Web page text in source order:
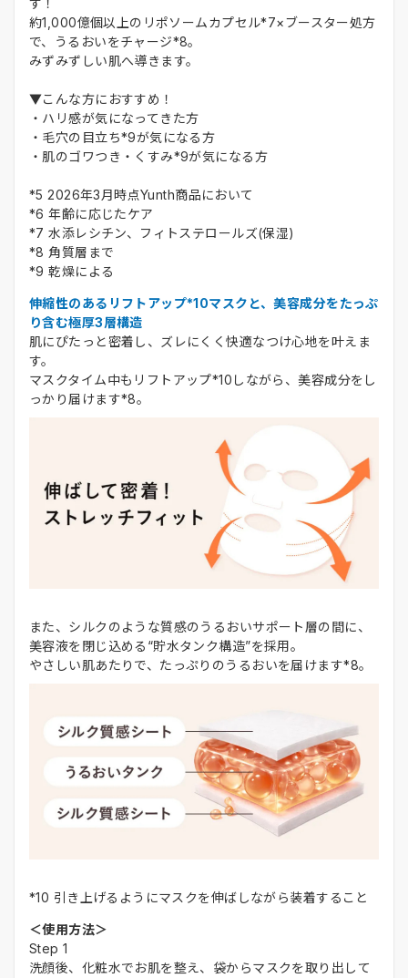
約1,000億個以上のリポソームカプセル*7×ブースター処方
で、うるおいをチャージ*8。
みずみずしい肌へ導きます。
▼こんな方におすすめ！
・ハリ感が気になってきた方
・毛穴の目立ち*9が気になる方
・肌のゴワつき・くすみ*9が気になる方
*5 2026年3月時点Yunth商品において
*6 年齢に応じたケア
*7 水添レシチン、フィトステロールズ(保湿)
*8 角質層まで
*9 乾燥による
伸縮性のあるリフトアップ*10マスクと、美容成分をたっぷ
り含む極厚3層構造
肌にぴたっと密着し、ズレにくく快適なつけ心地を叶えま
す。
マスクタイム中もリフトアップ*10しながら、美容成分をし
っかり届けます*8。
また、シルクのような質感のうるおいサポート層の間に、
美容液を閉じ込める“貯水タンク構造”を採用。
やさしい肌あたりで、たっぷりのうるおいを届けます*8。
*10 引き上げるようにマスクを伸ばしながら装着すること
＜使用方法＞
Step 1
洗顔後、化粧水でお肌を整え、袋からマスクを取り出して